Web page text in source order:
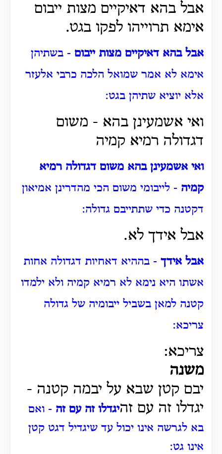
אבל בהא דאיקיים מצות ייבום
אימא תרוייהו לפקו בגט.
אבל בהא דאיקיים מצות ייבום - בשתיהן
אימא לא אמר שמואל הלכה כרבי אלעזר
אלא יוציא שתיהן בגט:
ואי אשמעינן בהא - משום
דגדולה רמיא קמיה
ואי אשמעינן בהא משום דגדולה רמיא
קמיה - לייבומי משום הכי מהדרינן אמיאון
דקטנה כדי שתתייבם גדולה:
אבל אידך לא.
אבל אידך - בההיא דאחיות דגדולה אחות
אשתו היא נימא לא רמיא קמיה ולא ילמדו
קטנה למאן בשביל ייבומיה של גדולה
צריכא:
צריכא:
משנה
יבם קטן שבא על יבמה קטנה -
יגדלו זה עם זהיגדלו זה עם זה - ואם
בא לגרשה אינו יכול עד שיגדיל דגט קטן
אינו גט: